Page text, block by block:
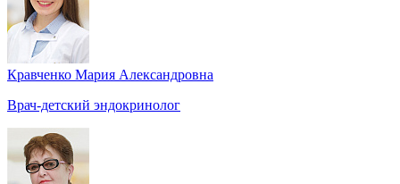
Кравченко Мария Александровна
Врач-детский эндокринолог